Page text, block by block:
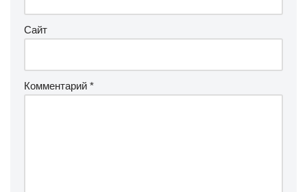
Сайт
Комментарий *